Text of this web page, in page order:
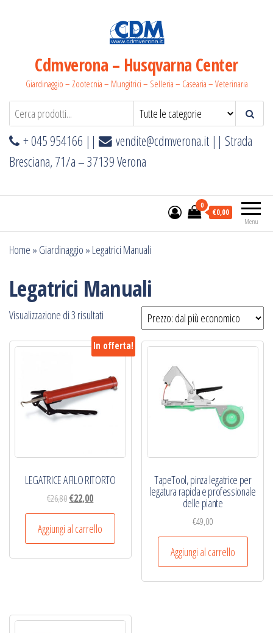
Cdmverona – Husqvarna Center
Giardinaggio – Zootecnia – Mungitrici – Selleria – Casearia – Veterinaria
+ 045 954166 || vendite@cdmverona.it || Strada
Bresciana, 71/a – 37139 Verona
Menu
0
€0,00
Home » Giardinaggio » Legatrici Manuali
Legatrici Manuali
Visualizzazione di 3 risultati
più
In offerta!
LEGATRICE A FILO RITORTO
€26,80Il
prezzo
originale
era:
€26,80.
€22,00Il
prezzo
attuale
è:
€22,00.
Aggiungi al carrello
TapeTool, pinza legatrice per
legatura rapida e professionale
delle piante
€49,00
Aggiungi al carrello